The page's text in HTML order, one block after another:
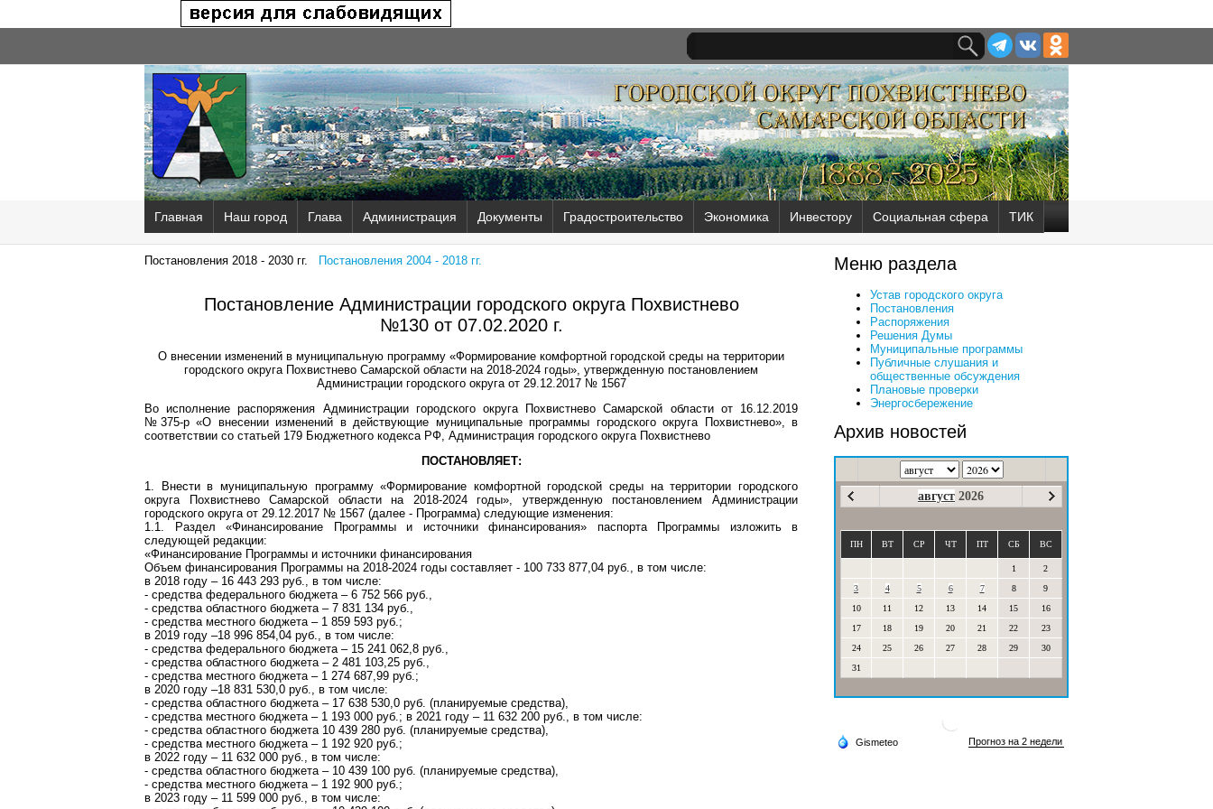
Главная Наш город Глава Администрация Документы Градостроительство Экономика Инвестору Социальная сфера ТИК
Постановления 2018 - 2030 гг. Постановления 2004 - 2018 гг.
Постановление Администрации городского округа Похвистнево
№130 от 07.02.2020 г.
О внесении изменений в муниципальную программу «Формирование комфортной городской среды на территории
городского округа Похвистнево Самарской области на 2018-2024 годы», утвержденную постановлением
Администрации городского округа от 29.12.2017 № 1567
Во исполнение распоряжения Администрации городского округа Похвистнево Самарской области от 16.12.2019
№375-р «О внесении изменений в действующие муниципальные программы городского округа Похвистнево», в
соответствии со статьей 179 Бюджетного кодекса РФ, Администрация городского округа Похвистнево
ПОСТАНОВЛЯЕТ:
1. Внести в муниципальную программу «Формирование комфортной городской среды на территории городского
округа Похвистнево Самарской области на 2018-2024 годы», утвержденную постановлением Администрации
городского округа от 29.12.2017 № 1567 (далее - Программа) следующие изменения:
1.1. Раздел «Финансирование Программы и источники финансирования» паспорта Программы изложить в
следующей редакции:
«Финансирование Программы и источники финансирования
Объем финансирования Программы на 2018-2024 годы составляет - 100 733 877,04 руб., в том числе:
в 2018 году – 16 443 293 руб., в том числе:
- средства федерального бюджета – 6 752 566 руб.,
- средства областного бюджета – 7 831 134 руб.,
- средства местного бюджета – 1 859 593 руб.;
в 2019 году –18 996 854,04 руб., в том числе:
- средства федерального бюджета – 15 241 062,8 руб.,
- средства областного бюджета – 2 481 103,25 руб.,
- средства местного бюджета – 1 274 687,99 руб.;
в 2020 году –18 831 530,0 руб., в том числе:
- средства областного бюджета – 17 638 530,0 руб. (планируемые средства),
- средства местного бюджета – 1 193 000 руб.; в 2021 году – 11 632 200 руб., в том числе:
- средства областного бюджета 10 439 280 руб. (планируемые средства),
- средства местного бюджета – 1 192 920 руб.;
в 2022 году – 11 632 000 руб., в том числе:
- средства областного бюджета – 10 439 100 руб. (планируемые средства),
- средства местного бюджета – 1 192 900 руб.;
в 2023 году – 11 599 000 руб., в том числе:
Меню раздела
Устав городского округа
Постановления
Распоряжения
Решения Думы
Муниципальные программы
Публичные слушания и
общественные обсуждения
Плановые проверки
Энергосбережение
Архив новостей
август 2026
ПН ВТ СР ЧТ ПТ СБ ВС
1
2
3
4 5 6 7 8
9
10
11 12 13 14 15
16
17
18 19 20 21 22
23
24
25 26 27 28 29
30
31